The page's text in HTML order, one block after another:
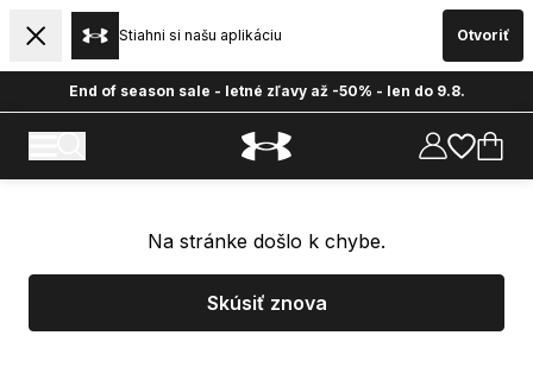
Stiahni si našu aplikáciu Otvoriť
End of season sale - letné zľavy až -50% - len do 9.8.
Na stránke došlo k chybe.
Skúsiť znova